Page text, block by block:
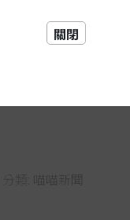
/ 分類: 喵喵新聞
關閉